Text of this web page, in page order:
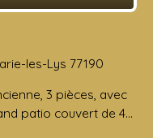
les-Lys 77190
3 pièces, avec
patio couvert de 40